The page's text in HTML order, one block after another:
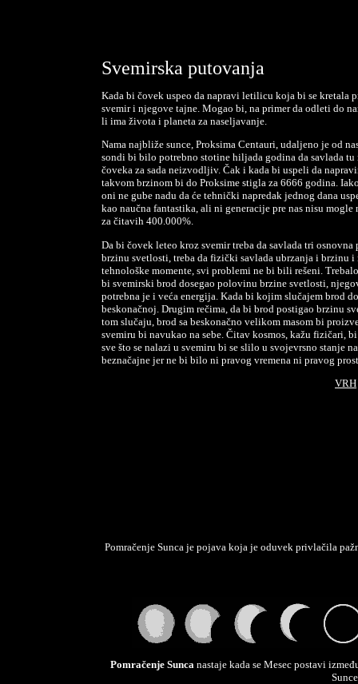
Svemirska putovanja
Kada bi čovek uspeo da napravi letilicu koja bi se
svemir i njegove tajne. Mogao bi, na primer da odleti do
li ima života i planeta za naseljavanje.
Nama najbliže sunce, Proksima Centauri, udaljeno je od
sondi bi bilo potrebno stotine hiljada godina da savlada
čoveka za sada neizvodljiv. Čak i kada bi uspeli da
takvom brzinom bi do Proksime stigla za 6666 godina.
oni ne gube nadu da će tehnički napredak jednog dana
kao naučna fantastika, ali ni generacije pre nas nisu
za čitavih 400.000%.
Da bi čovek leteo kroz svemir treba da savlada tri
brzinu svetlosti, treba da fizički savlada ubrzanja i brzinu
tehnološke momente, svi problemi ne bi bili rešeni.
bi svemirski brod dosegao polovinu brzine svetlosti,
potrebna je i veća energija. Kada bi kojim slučajem brod
beskonačnoj. Drugim rečima, da bi brod postigao brzinu
tom slučaju, brod sa beskonačno velikom masom bi
svemiru bi navukao na sebe. Čitav kosmos, kažu fizičari,
sve što se nalazi u svemiru bi se slilo u svojevrsno stanje
beznačajne jer ne bi bilo ni pravog vremena ni pravog
VRH
Pomračenje Sunca je pojava koja je oduvek privlačila
Pomračenje Sunca nastaje kada se Mesec postavi